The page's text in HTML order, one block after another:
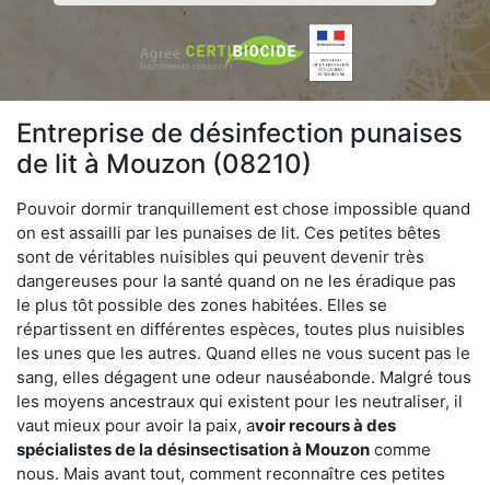
Entreprise de désinfection punaises
de lit à Mouzon (08210)
Pouvoir dormir tranquillement est chose impossible quand
on est assailli par les punaises de lit. Ces petites bêtes
sont de véritables nuisibles qui peuvent devenir très
dangereuses pour la santé quand on ne les éradique pas
le plus tôt possible des zones habitées. Elles se
répartissent en différentes espèces, toutes plus nuisibles
les unes que les autres. Quand elles ne vous sucent pas le
sang, elles dégagent une odeur nauséabonde. Malgré tous
les moyens ancestraux qui existent pour les neutraliser, il
vaut mieux pour avoir la paix, avoir recours à des
spécialistes de la désinsectisation à Mouzon comme
nous. Mais avant tout, comment reconnaître ces petites